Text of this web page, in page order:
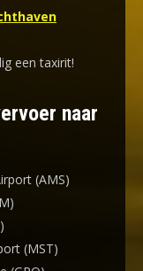
een taxirit!
naar
(AMS)
(MST)